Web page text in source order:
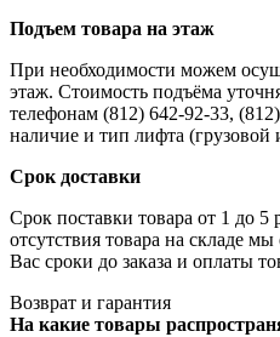
Подъем товара на этаж
При необходимости можем
этаж. Стоимость подъёма
телефонам (812) 642-92-33,
наличие и тип лифта (грузовой
Срок доставки
Срок поставки товара от 1 до 5
отсутствия товара на складе
Вас сроки до заказа и оплаты
Возврат и гарантия
На какие товары